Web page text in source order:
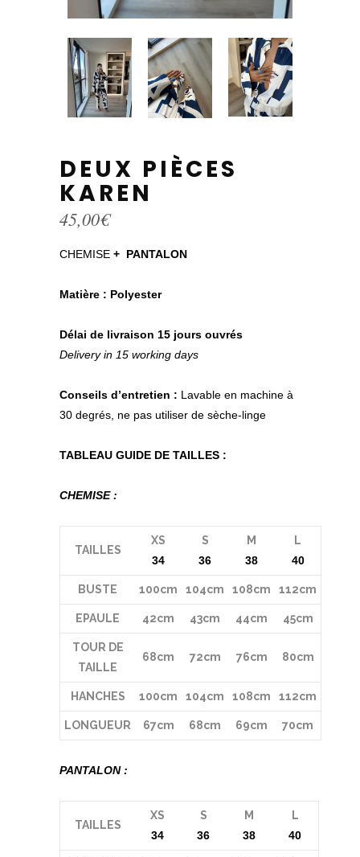
DEUX PIÈCES
KAREN
45,00€
CHEMISE + PANTALON
Matière : Polyester
Délai de livraison 15 jours ouvrés
Delivery in 15 working days
Conseils d’entretien : Lavable en machine à
30 degrés, ne pas utiliser de sèche-linge
TABLEAU GUIDE DE TAILLES :
CHEMISE :
TAILLES
XS
34
S
36
M
38
L
40
BUSTE 100cm 104cm 108cm 112cm
EPAULE 42cm 43cm 44cm 45cm
TOUR DE
TAILLE
68cm 72cm 76cm 80cm
HANCHES 100cm 104cm 108cm 112cm
LONGUEUR 67cm 68cm 69cm 70cm
PANTALON :
TAILLES
XS
34
S
36
M
38
L
40